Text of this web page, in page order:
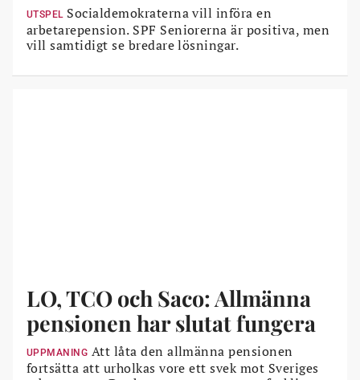
UTSPELSocialdemokraterna vill införa en
arbetarepension. SPF Seniorerna är positiva, men
vill samtidigt se bredare lösningar.
LO, TCO och Saco: Allmänna
pensionen har slutat fungera
UPPMANING Att låta den allmänna pensionen
fortsätta att urholkas vore ett svek mot Sveriges